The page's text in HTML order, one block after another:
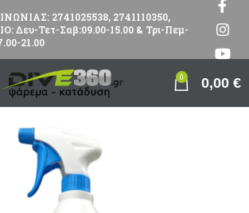
2741025538, 2741110350,
Δευ-Τετ-Σαβ:09.00-15.00 & Τρι-Πεμ-
21.00
0 0,00 €